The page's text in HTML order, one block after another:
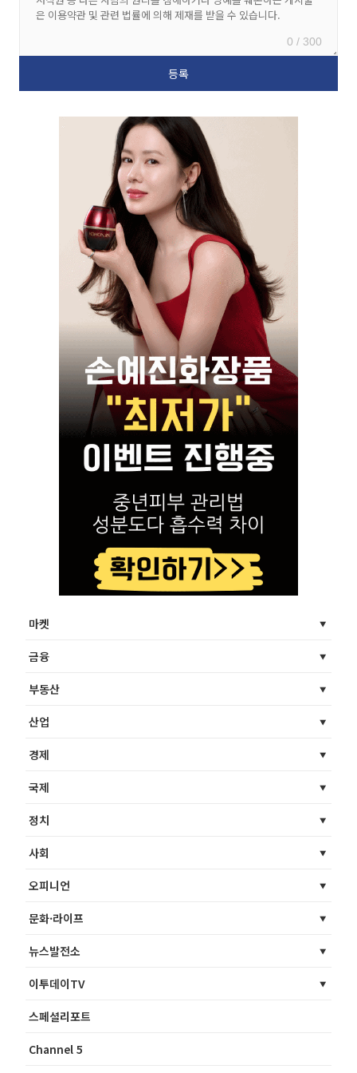
0 / 300
마켓
금융
부동산
산업
경제
국제
정치
사회
오피니언
문화·라이프
뉴스발전소
이투데이TV
스페셜리포트
Channel 5